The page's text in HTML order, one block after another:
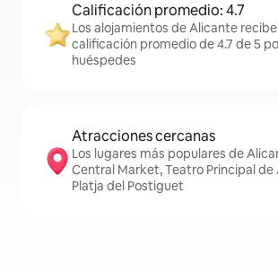
Calificación promedio: 4.7
Los alojamientos de Alicante
calificación promedio de 4.7 de 5
huéspedes
Atracciones cercanas
Los lugares más populares de
Central Market, Teatro Principal de
Platja del Postiguet